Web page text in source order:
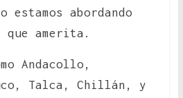
abordando
amerita.
Andacollo,
Talca, Chillán, y